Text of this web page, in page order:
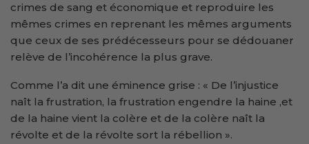
crimes de sang et économique et reproduire les
mêmes crimes en reprenant les mêmes arguments
que ceux de ses prédécesseurs pour se dédouaner
relève de l’incohérence la plus grave.
Comme l’a dit une éminence grise : « De l’injustice
naît la frustration, la frustration engendre la haine ,et
de la haine vient la colère et de la colère naît la
révolte et de la révolte sort la rébellion ».